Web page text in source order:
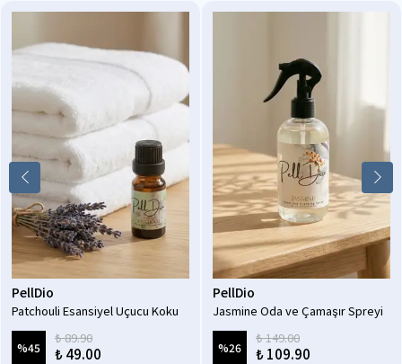
PellDio
Patchouli Esansiyel Uçucu Koku
Yağı Difüzör Esansı Buhurdanlık
Yağı Aromaterapi Yağı 10 ml
%45
₺ 89.90
₺ 49.00
PellDio
Jasmine Oda ve Çamaşır Spreyi
250ml
%26
₺ 149.00
₺ 109.90